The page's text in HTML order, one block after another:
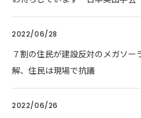
2022/06/28
７割の住民が建設反対のメガソ
解、住民は現場で抗議
2022/06/26